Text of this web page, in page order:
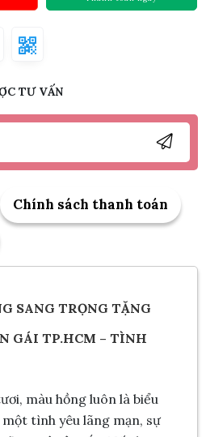
TƯ VẤN
Chính sách thanh toán
SANG TRỌNG TẶNG
GÁI TP.HCM – TÌNH
màu hồng luôn là biểu
tình yêu lãng mạn, sự